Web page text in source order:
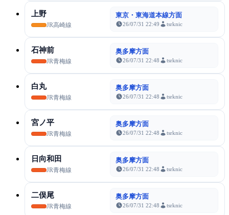
上野
JR高崎線
東京・東海道本線方面
26/07/31 22:49 tsrknic
石神前
JR青梅線
奥多摩方面
26/07/31 22:48 tsrknic
白丸
JR青梅線
奥多摩方面
26/07/31 22:48 tsrknic
宮ノ平
JR青梅線
奥多摩方面
26/07/31 22:48 tsrknic
日向和田
JR青梅線
奥多摩方面
26/07/31 22:48 tsrknic
二俣尾
JR青梅線
奥多摩方面
26/07/31 22:48 tsrknic